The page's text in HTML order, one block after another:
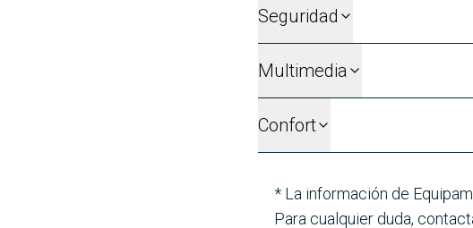
Seguridad
Multimedia
Confort
* La información de
Para cualquier duda,